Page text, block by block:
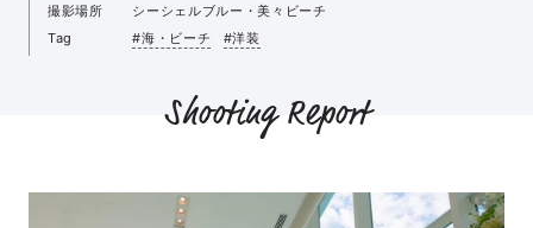
撮影場所
シーシェルブルー・美々ビーチ
Tag
#海・ビーチ #洋装
Shooting Report